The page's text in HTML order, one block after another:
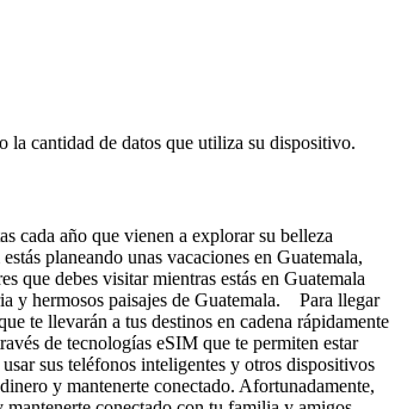
la cantidad de datos que utiliza su dispositivo.
cada año que vienen a explorar su belleza
planeando unas vacaciones en Guatemala,
que debes visitar mientras estás en Guatemala
y hermosos paisajes de Guatemala. Para llegar
te llevarán a tus destinos en cadena rápidamente
de tecnologías eSIM que te permiten estar
sus teléfonos inteligentes y otros dispositivos
y mantenerte conectado. Afortunadamente,